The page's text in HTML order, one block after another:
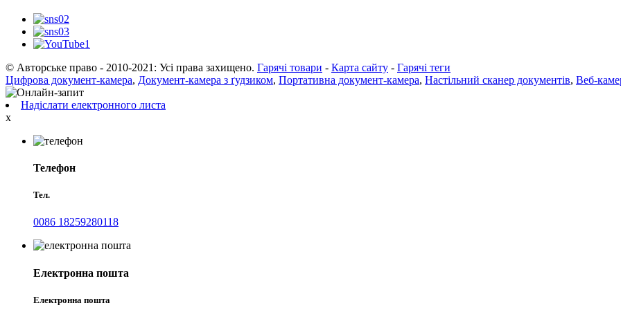
© Авторське право - 2010-2021: Усі права захищено. Гарячі товари - Карта сайту - Гарячі теги
Цифрова документ-камера, Документ-камера з ґудзиком, Портативна документ-камера, Настільний сканер документів, Веб-
Надіслати електронного листа
x
Телефон
Тел.
0086 18259280118
Електронна пошта
Електронна пошта